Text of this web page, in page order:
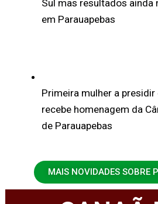
Sul mas resultados ainda
em Parauapebas
Primeira mulher a presidir
recebe homenagem da
de Parauapebas
MAIS NOVIDADES SOBRE